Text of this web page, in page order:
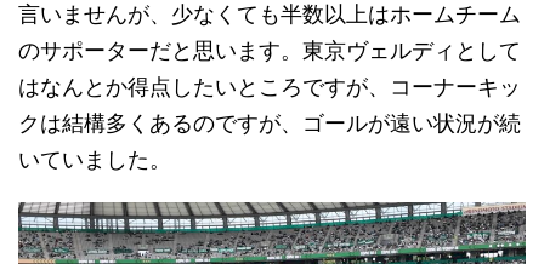
言いませんが、少なくても半数以上はホームチーム
のサポーターだと思います。東京ヴェルディとして
はなんとか得点したいところですが、コーナーキッ
クは結構多くあるのですが、ゴールが遠い状況が続
いていました。